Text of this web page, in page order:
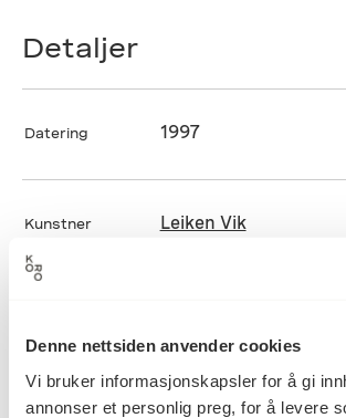
Denne nettsiden anvender cookies
Vi bruker informasjonskapsler for å gi
annonser et personlig preg, for å levere
Detaljer
Datering 1997
Kunstner Leiken Vik
Teknikk og
Støpt og patinert